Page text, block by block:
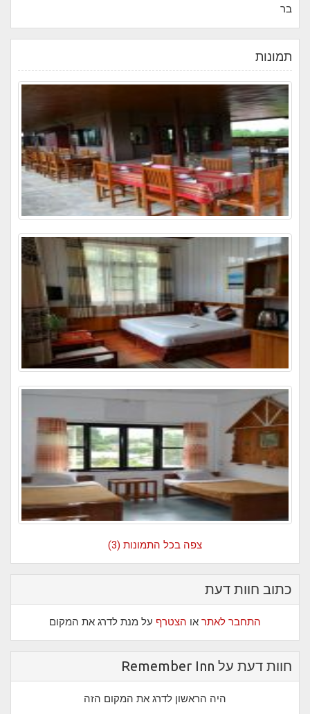
בר
תמונות
צפה בכל התמונות (3)
כתוב חוות דעת
התחבר לאתר או הצטרף על מנת לדרג את המקום
חוות דעת על Remember Inn
היה הראשון לדרג את המקום הזה